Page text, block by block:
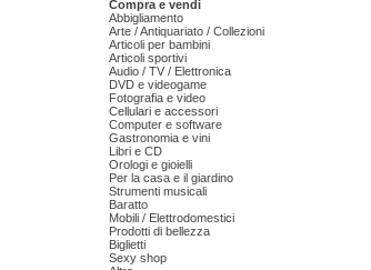
Compra e vendi
Abbigliamento
Arte / Antiquariato / Collezioni
Articoli per bambini
Articoli sportivi
Audio / TV / Elettronica
DVD e videogame
Fotografia e video
Cellulari e accessori
Computer e software
Gastronomia e vini
Libri e CD
Orologi e gioielli
Per la casa e il giardino
Strumenti musicali
Baratto
Mobili / Elettrodomestici
Prodotti di bellezza
Biglietti
Sexy shop